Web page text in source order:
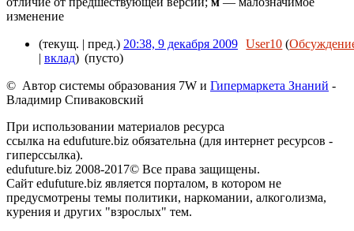
изменение
(текущ. | пред.) 20:38, 9 декабря 2009 User10 (
| вклад) (пусто)
© Автор системы образования 7W и Гипермаркета Знаний -
Владимир Спиваковский
При использовании материалов ресурса
ссылка на edufuture.biz обязательна (для интернет ресурсов -
гиперссылка).
edufuture.biz 2008-2017© Все права защищены.
Сайт edufuture.biz является порталом, в котором не
предусмотрены темы политики, наркомании, алкоголизма,
курения и других "взрослых" тем.